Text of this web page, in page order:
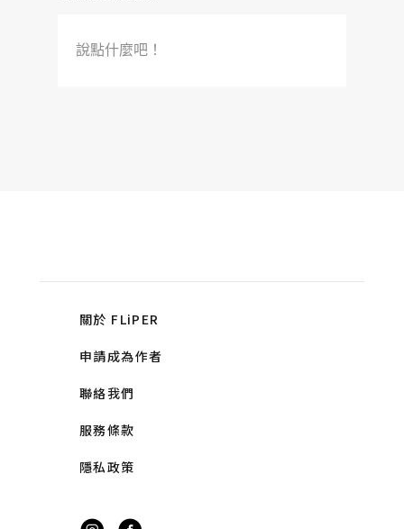
說點什麼吧！
關於 FLiPER
申請成為作者
聯絡我們
服務條款
隱私政策